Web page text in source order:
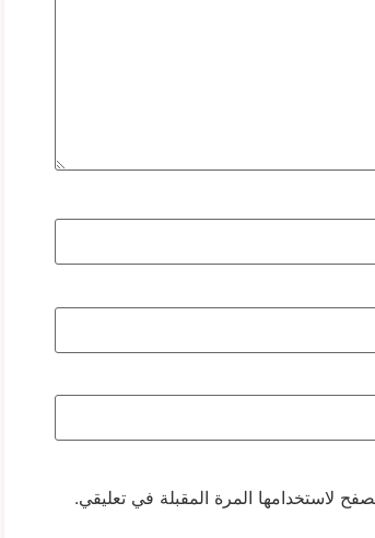
لاستخدامها المرة المقبلة في تعليقي.